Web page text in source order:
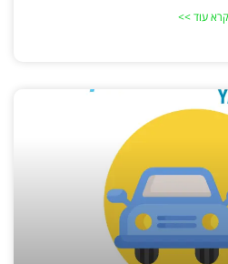
קרא עוד >>